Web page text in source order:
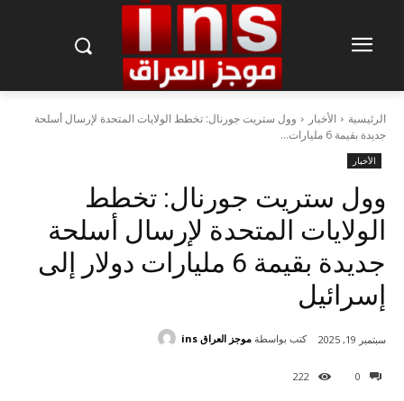
الرئيسية الأخبار
وول ستريت جورنال: تخطط الولايات المتحدة لإرسال أسلحة
جديدة بقيمة 6 مليارات...
الأخبار
وول ستريت جورنال: تخطط
الولايات المتحدة لإرسال أسلحة
جديدة بقيمة 6 مليارات دولار إلى
إسرائيل
0
222
سبتمبر 19, 2025 كتب بواسطة موجز العراق ins